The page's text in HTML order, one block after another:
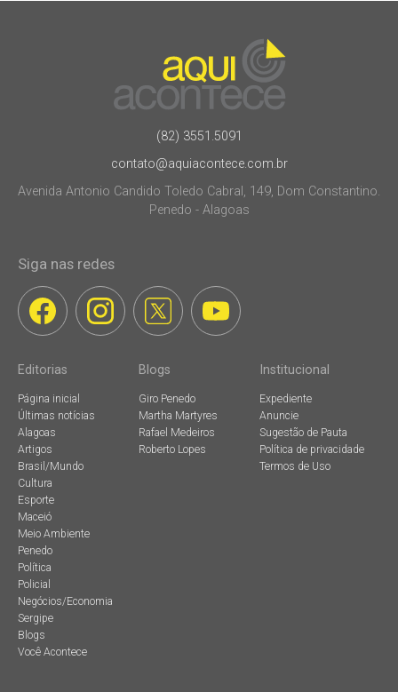
(82) 3551.5091
contato@aquiacontece.com.br
Avenida Antonio Candido Toledo Cabral, 149, Dom Constantino.
Penedo - Alagoas
Siga nas redes
Editorias
Página inicial
Últimas notícias
Alagoas
Artigos
Brasil/Mundo
Cultura
Esporte
Maceió
Meio Ambiente
Penedo
Política
Policial
Negócios/Economia
Sergipe
Blogs
Você Acontece
Blogs
Giro Penedo
Martha Martyres
Rafael Medeiros
Roberto Lopes
Institucional
Expediente
Anuncie
Sugestão de Pauta
Política de privacidade
Termos de Uso